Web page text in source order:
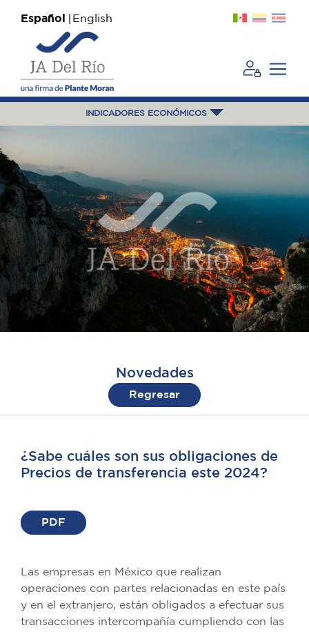
Español English
INDICADORES ECONÓMICOS
Novedades
Regresar
¿Sabe cuáles son sus obligaciones de
Precios de transferencia este 2024?
PDF
Las empresas en México que realizan
operaciones con partes relacionadas en este país
y en el extranjero, están obligados a efectuar sus
transacciones intercompañía cumpliendo con las